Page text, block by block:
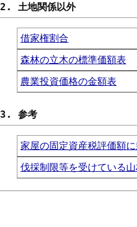
2. 土地関係以外
借家権割合
森林の立木の標準価額表
農業投資価格の金額表
3. 参考
家屋の固定資産税評価額
伐採制限等を受けている